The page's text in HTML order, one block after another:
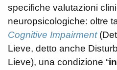
specifiche valutazioni
neuropsicologiche: oltre
Cognitive Impairment
Lieve, detto anche
Lieve), una condizione “